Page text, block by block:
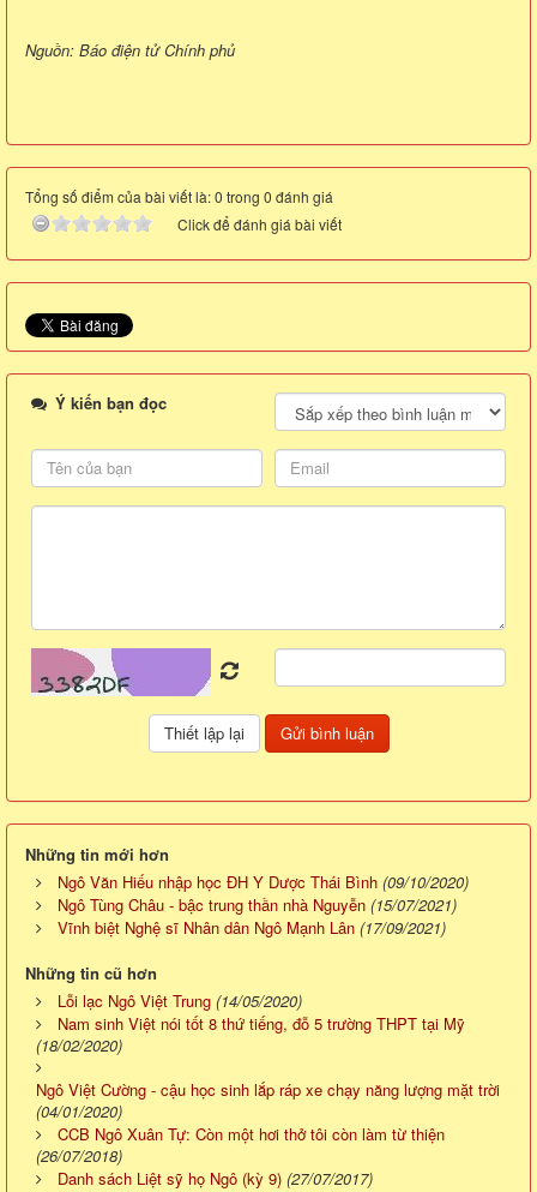
Nguồn: Báo điện tử Chính phủ
Tổng số điểm của bài viết là: 0 trong 0 đánh giá
Click để đánh giá bài viết
Ý kiến bạn đọc
Những tin mới hơn
Ngô Văn Hiếu nhập học ĐH Y Dược Thái Bình (09/10/2020)
Ngô Tùng Châu - bậc trung thần nhà Nguyễn (15/07/2021)
Vĩnh biệt Nghệ sĩ Nhân dân Ngô Mạnh Lân (17/09/2021)
Những tin cũ hơn
Lỗi lạc Ngô Việt Trung (14/05/2020)
Nam sinh Việt nói tốt 8 thứ tiếng, đỗ 5 trường THPT tại Mỹ
(18/02/2020)
Ngô Việt Cường - cậu học sinh lắp ráp xe chạy năng lượng mặt trời
(04/01/2020)
CCB Ngô Xuân Tự: Còn một hơi thở tôi còn làm từ thiện
(26/07/2018)
Danh sách Liệt sỹ họ Ngô (kỳ 9) (27/07/2017)